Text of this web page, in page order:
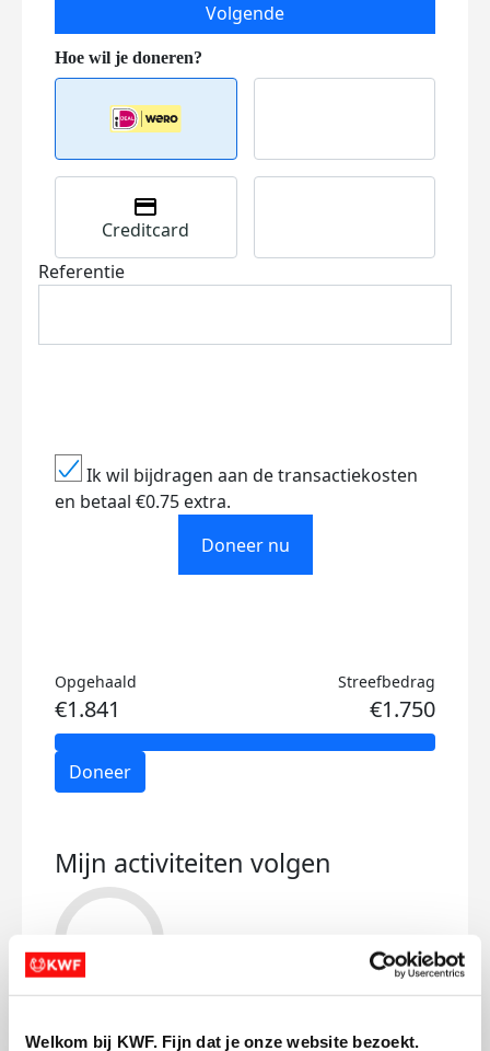
Welkom bij KWF. Fijn dat je onze website bezoekt.
Volgende
Creditcard
Referentie
Ik wil bijdragen aan de transactiekosten
en betaal €0.75 extra.
Doneer nu
Opgehaald
€1.841
Streefbedrag
€1.750
Doneer
Mijn activiteiten volgen
kms